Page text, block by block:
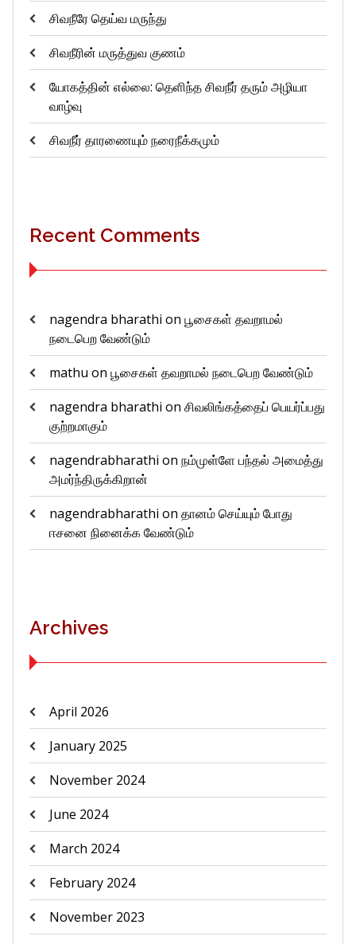
சிவநீரே தெய்வ மருந்து
சிவநீரின் மருத்துவ குணம்
யோகத்தின் எல்லை: தெளிந்த சிவநீர் தரும் அழியா
வாழ்வு
சிவநீர் தாரணையும் நரைநீக்கமும்
Recent Comments
nagendra bharathi on பூசைகள் தவறாமல்
நடைபெற வேண்டும்
mathu on பூசைகள் தவறாமல் நடைபெற வேண்டும்
nagendra bharathi on சிவலிங்கத்தைப் பெயர்ப்பது
குற்றமாகும்
nagendrabharathi on நம்முள்ளே பந்தல் அமைத்து
அமர்ந்திருக்கிறான்
nagendrabharathi on தானம் செய்யும் போது
ஈசனை நினைக்க வேண்டும்
Archives
April 2026
January 2025
November 2024
June 2024
March 2024
February 2024
November 2023